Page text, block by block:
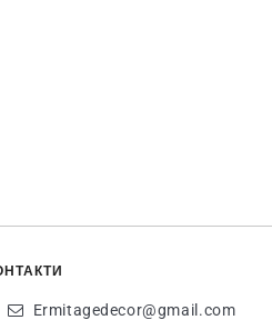
Ermitagedecor@gmail.com